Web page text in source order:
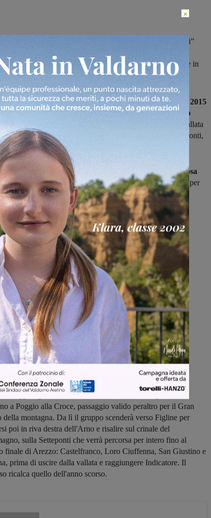
Tirreno-Adriatico: anche nel 2015 la “Corsa dei due mari”
la vallata da Poggio alla Croce e attraverso tutta la
Nibali, Contador, Froome, Kwiatkoswki: tante le stelle in
la 50° edizione. Appuntamento al 13 marzo
una piacevole tradizione quella che anche nel 2015
il Valdarno nel mezzo al percorso di gara dal Tirreno
: la "Corsa dei due mari" attraverserà per intero la vallata
13 marzo, da Poggio alla Croce e lungo tutta la Setteponti,
finale della terza tappa Cascina-Arezzo.
ancor più ricca, perché la corsa a tappe più famosa
dopo il Giro compie 50 anni. Pronta una parata di stelle per
al meglio: ci saranno lo spagnolo Alberto Contador,
l'anno scorso, il dominatore dell'ultimo Tour de France
Nibali, Chris Froome, Alejandro Valverde, Joaquin
e probabilmente il campione del mondo Kwiatkoswki.
da Cascina e primi chilometri di gara nell’empolese
raggiungere il Chianti fiorentino
a Poggio alla Croce, passaggio valido peraltro per il Gran
della montagna. Da lì il gruppo scenderà verso Figline per
poi in riva destra dell'Arno e risalire sul crinale del
sulla Setteponti che verrà percorsa per intero fino al
finale di Arezzo: Castelfranco, Loro Ciuffenna, San Giustino e
prima di uscire dalla vallata e raggiungere Indicatore. Il
ricalca quello dell'anno scorso.
×